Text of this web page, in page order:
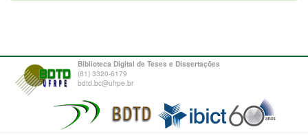
Biblioteca Digital de Teses e Dissertações
(81) 3320-6179
bdtd.bc@ufrpe.br